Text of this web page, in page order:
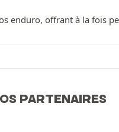
enduro, offrant à la fois
PARTENAIRES